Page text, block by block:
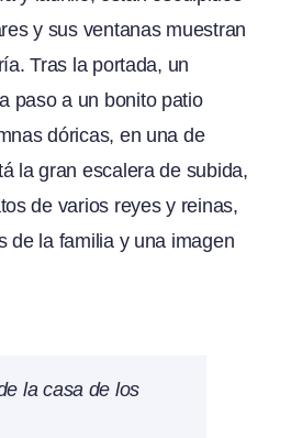
y sus ventanas muestran
Tras la portada, un
paso a un bonito patio
dóricas, en una de
la gran escalera de subida,
de varios reyes y reinas,
de la familia y una imagen
la casa de los